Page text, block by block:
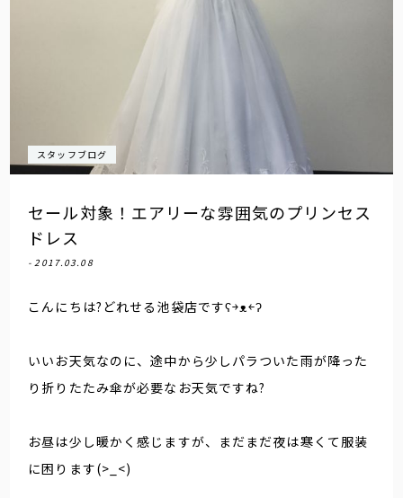
スタッフブログ
セール対象！エアリーな雰囲気のプリンセス
ドレス
- 2017.03.08
こんにちは?どれせる池袋店ですʕ￫ᴥ￩ʔ
いいお天気なのに、途中から少しパラついた雨が降った
り折りたたみ傘が必要なお天気ですね?
お昼は少し暖かく感じますが、まだまだ夜は寒くて服装
に困ります(>_<)